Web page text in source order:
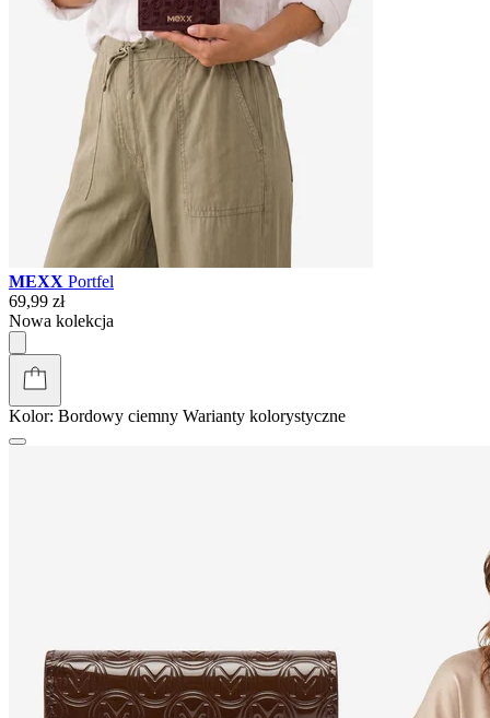
MEXX Portfel
69,99 zł
Nowa kolekcja
Kolor: Bordowy ciemny Warianty kolorystyczne